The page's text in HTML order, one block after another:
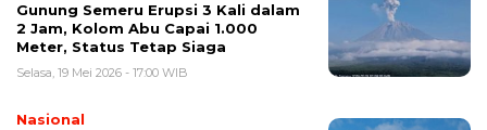
Gunung Semeru Erupsi 3 Kali dalam
2 Jam, Kolom Abu Capai 1.000
Meter, Status Tetap Siaga
Selasa, 19 Mei 2026 - 17:00 WIB
Nasional